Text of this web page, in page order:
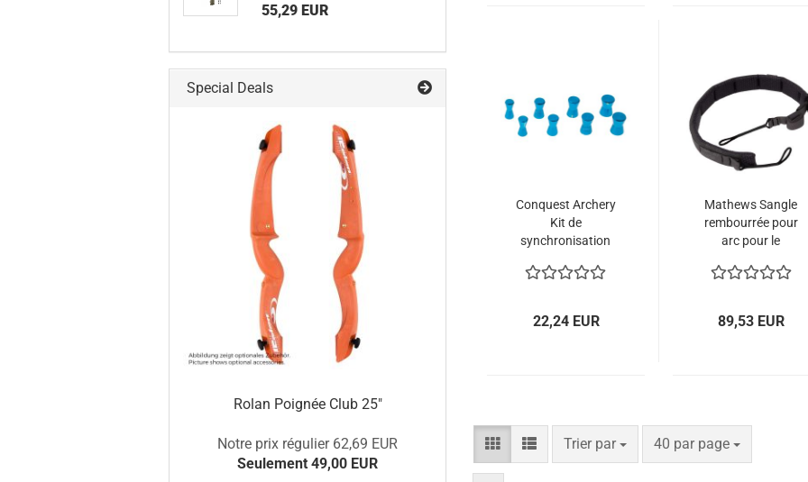
Conquest Archery
Kit de
synchronisation
22,24 EUR
Mathews Sangle
rembourrée pour
arc pour le
Connect
89,53 EUR
Trier par
Trier par 40 par page
par page
55,29 EUR
Special Deals
Rolan Poignée Club 25"
Notre prix régulier 62,69 EUR
Seulement 49,00 EUR